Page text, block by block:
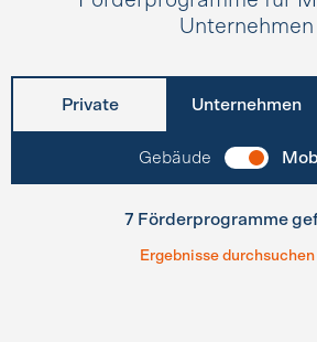
Unternehmen
Private Unternehmen
Gebäude
7 Förderprogramme
Ergebnisse durchsuchen